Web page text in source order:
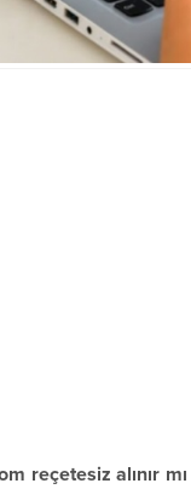
reçetesiz alınır mı